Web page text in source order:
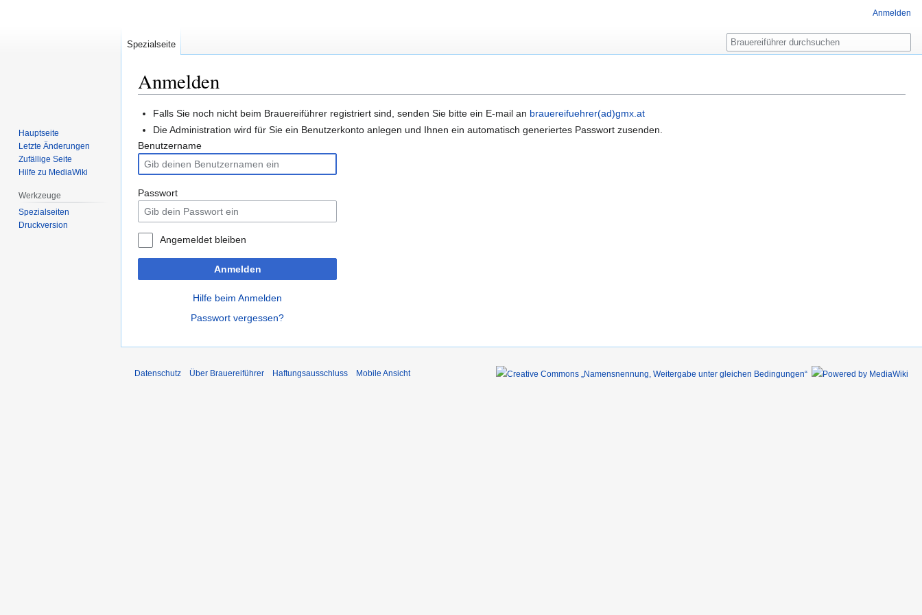
Anmelden
Zur
Navigation
springen
Zur
Suche
springen
Falls Sie noch nicht beim Brauereiführer registriert sind, senden Sie bitte ein E-mail an brauereifuehrer(ad)gmx.at
Die Administration wird für Sie ein Benutzerkonto anlegen und Ihnen ein automatisch generiertes Passwort zusenden.
Benutzername
Passwort
Angemeldet bleiben
Anmelden
Hilfe beim Anmelden
Passwort vergessen?
Anmelden
Spezialseite
Suche
Hauptseite
Letzte Änderungen
Zufällige Seite
Hilfe zu MediaWiki
Werkzeuge
Spezialseiten
Druckversion
Datenschutz Über Brauereiführer Haftungsausschluss Mobile Ansicht